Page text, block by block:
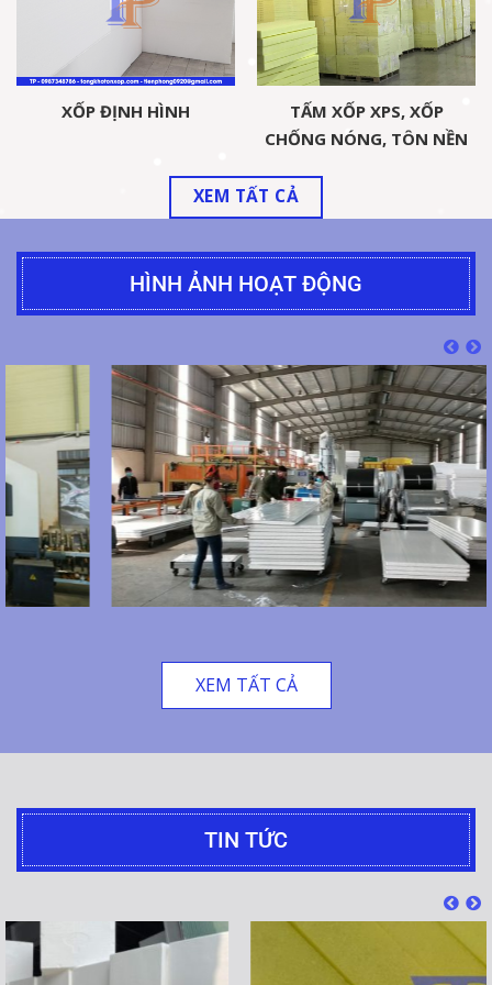
XỐP ĐỊNH HÌNH
TẤM XỐP XPS, XỐP
CHỐNG NÓNG, TÔN NỀN
XEM TẤT CẢ
HÌNH ẢNH HOẠT ĐỘNG
XEM TẤT CẢ
TIN TỨC